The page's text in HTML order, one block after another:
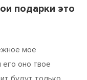
подарки это
мое
оно твое